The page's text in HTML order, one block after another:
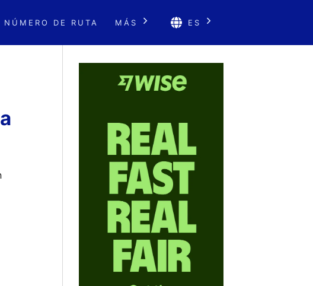
NÚMERO DE RUTA MÁS ES